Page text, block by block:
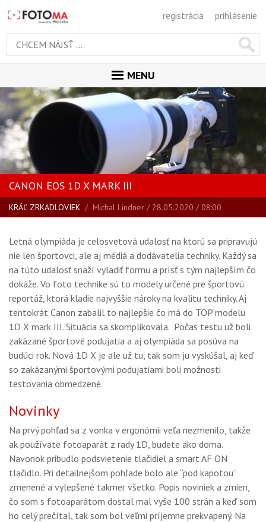
registrácia prihlásenie
MENU
ÚVOD
VŠETKY ČLÁNKY
RECENZIE
NOVINKY
BLOG
ŠKOLA FOTOGRAFIE
GALÉRIA
PORADŇA
SÚŤAŽE
KALENDÁR AKCIÍ
WORKSHOPY
CANON EOS 1D X MARK III
KRÁĽ ZRKADLOVIEK / Michal Lindner / 28.05.2020 / 08:00
Letná olympiáda je celosvetová udalosť na ktorú sa pripravujú
nie len športovci, ale aj médiá a dodávatelia techniky. Každý sa
na túto udalosť snaží vyladiť formu a prísť s tým najlepším čo
dokáže. Vo foto technike sú to modely určené pre športovú
reportáž, ktorá kladie najvyššie nároky na kvalitu techniky. Aj
tentokrát Canon zabalil to najlepšie čo má do TOP modelu
1D X mark III. Situácia sa skomplikovala. Počas testu už boli
zakázané športové podujatia a aj olympiáda sa posúva na
budúci rok. Nová 1D X je ale už tu, tak som ju vyskúšal, aj keď
so zakázanými športovými podujatiami boli možnosti
testovania obmedzené.
Novinky
Na prvý pohľad sa z vonka v ergonómii veľa nezmenilo, takže
ak používate fotoaparát z rady 1D, budete ako doma.
Navonok pribudlo podsvietenie tlačidiel a smart AF ON
tlačidlo. Pri detailnejšom pohľade bolo ale “pod kapotou”
zmenené a vylepšené takmer všetko. Popis noviniek a zmien,
čo som s fotoaparátom dostal mal vyše 100 strán a keď som
ho celý prečítal, tak som bol veľmi príjemne prekvapený. Na